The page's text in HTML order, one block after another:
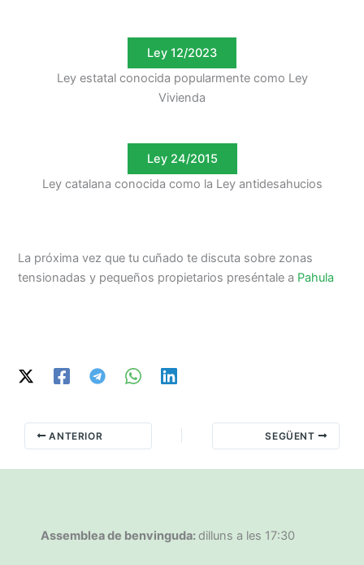
Ley 12/2023
Ley estatal conocida popularmente como Ley
Vivienda
Ley 24/2015
Ley catalana conocida como la Ley antidesahucios
La próxima vez que tu cuñado te discuta sobre zonas
tensionadas y pequeños propietarios preséntale a Pahula
ANTERIOR SEGÜENT
Assemblea de benvinguda: dilluns a les 17:30